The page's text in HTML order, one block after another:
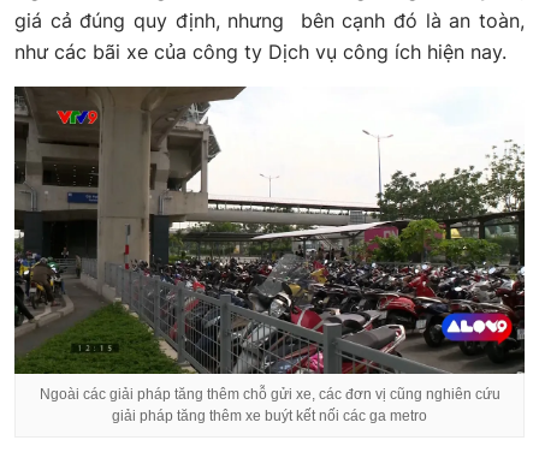
giá cả đúng quy định, nhưng bên cạnh đó là an toàn,
như các bãi xe của công ty Dịch vụ công ích hiện nay.
Ngoài các giải pháp tăng thêm chỗ gửi xe, các đơn vị cũng nghiên cứu
giải pháp tăng thêm xe buýt kết nối các ga metro